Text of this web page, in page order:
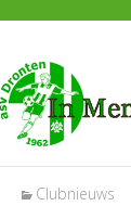
Clubnieuws